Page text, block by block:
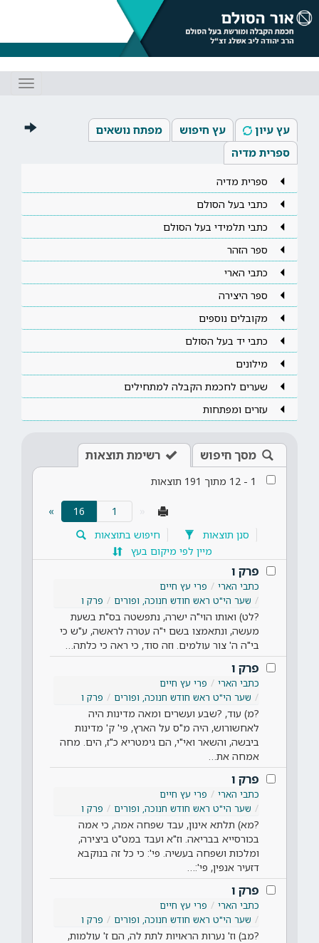
עץ עיון עץ חיפוש
מפתח נושאים
ספרית מדיה
ספרית מדיה
כתבי בעל הסולם
כתבי תלמידי בעל הסולם
ספר הזהר
כתבי הארי
ספר היצירה
מקובלים נוספים
כתבי יד בעל הסולם
מילונים
שערים לחכמת הקבלה למתחילים
עזרים ומפתחות
מסך חיפוש רשימת תוצאות
1
-
12 מתוך 191 תוצאות
16
»
סנן תוצאות
חיפוש בתוצאות
מיין לפי מיקום בעץ
פרק ו
כתבי הארי
פרי עץ חיים
שער הי"ט ראש חודש חנוכה, ופורים
פרק ו
?לט) ואותו הוי"ה ישרה, נתפשטה בס"ת בשעת
מעשה, ונתאמצו בשם י"ה עטרה לראשה, ע"ש כי
בי"ה ה' צור עולמים. וזה סוד, כי ראה כי כלתה…
פרק ו
כתבי הארי
פרי עץ חיים
שער הי"ט ראש חודש חנוכה, ופורים
פרק ו
?מ) עוד, ?שבע ועשרים ומאה מדינות היה
לאחשורוש, היה מ"ס על הארץ, פי' ק' מדינות
ביבשה, והשאר ואי"י, הם גימטריא כ"ז, הים. מחה
אמחה את…
פרק ו
כתבי הארי
פרי עץ חיים
שער הי"ט ראש חודש חנוכה, ופורים
פרק ו
?מא) תלתא אינון, עבד שפחה אמה, כי אמה
בכורסייא בבריאה. וז"א ועבד במט"ט ביצירה,
ומלכות ושפחה בעשיה. פי': כי כל זה בנוקבא
דזעיר אנפין, פי':…
פרק ו
כתבי הארי
פרי עץ חיים
שער הי"ט ראש חודש חנוכה, ופורים
פרק ו
?מב) וז' נערות הראויות לתת לה, הם ז' עולמות,